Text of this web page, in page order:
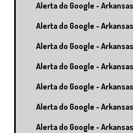
Alerta do Google -
Alerta do Google -
Alerta do Google -
Alerta do Google -
Alerta do Google -
Alerta do Google -
Alerta do Google -